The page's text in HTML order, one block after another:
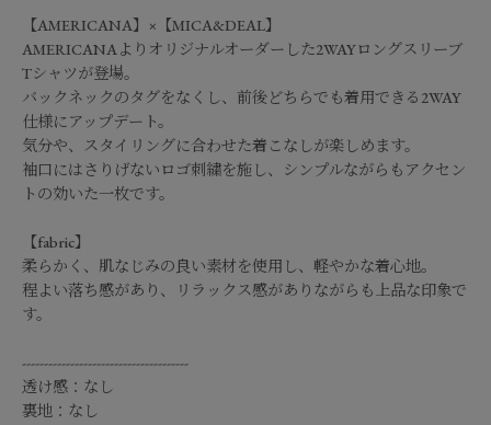
【AMERICANA】×【MICA&DEAL】
AMERICANAよりオリジナルオーダーした2WAYロングスリーブ
Tシャツが登場。
バックネックのタグをなくし、前後どちらでも着用できる2WAY
仕様にアップデート。
気分や、スタイリングに合わせた着こなしが楽しめます。
袖口にはさりげないロゴ刺繍を施し、シンプルながらもアクセン
トの効いた一枚です。
【fabric】
柔らかく、肌なじみの良い素材を使用し、軽やかな着心地。
程よい落ち感があり、リラックス感がありながらも上品な印象で
す。
--------------------------------------
透け感：なし
裏地：なし